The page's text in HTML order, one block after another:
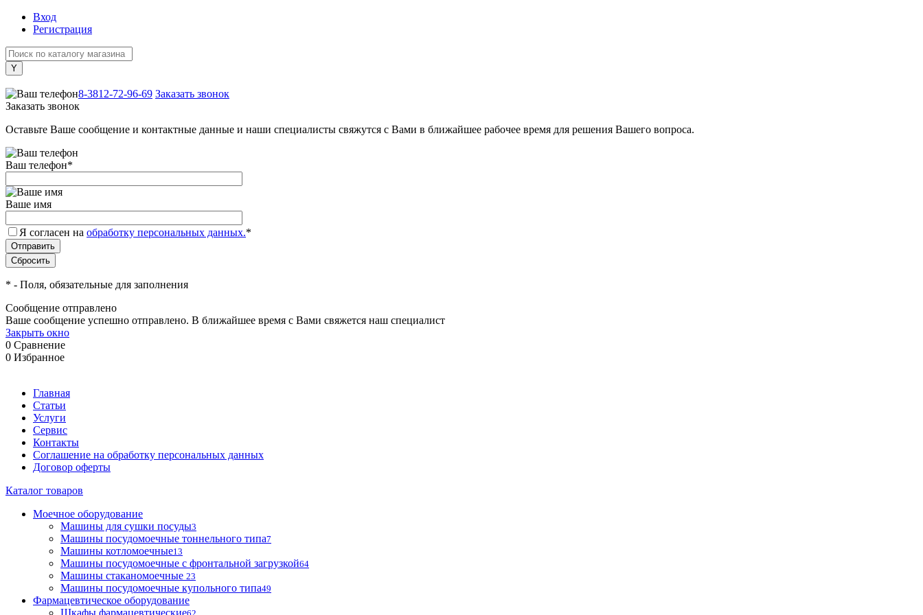
Вход
Регистрация
8-3812-72-96-69 Заказать звонок
Заказать звонок
Оставьте Ваше сообщение и контактные данные и наши специалисты свяжутся с Вами в ближайшее рабочее время для решения Вашего вопроса.
Ваш телефон*
Ваше имя
Я согласен на обработку персональных данных.*
* - Поля, обязательные для заполнения
Сообщение отправлено
Ваше сообщение успешно отправлено. В ближайшее время с Вами свяжется наш специалист
Закрыть окно
0 Сравнение
0 Избранное
Главная
Статьи
Услуги
Сервис
Контакты
Соглашение на обработку персональных данных
Договор оферты
Каталог товаров
Моечное оборудование
Машины для сушки посуды3
Машины посудомоечные тоннельного типа7
Машины котломоечные13
Машины посудомоечные с фронтальной загрузкой64
Машины стаканомоечные 23
Машины посудомоечные купольного типа49
Фармацевтическое оборудование
Шкафы фармацевтические